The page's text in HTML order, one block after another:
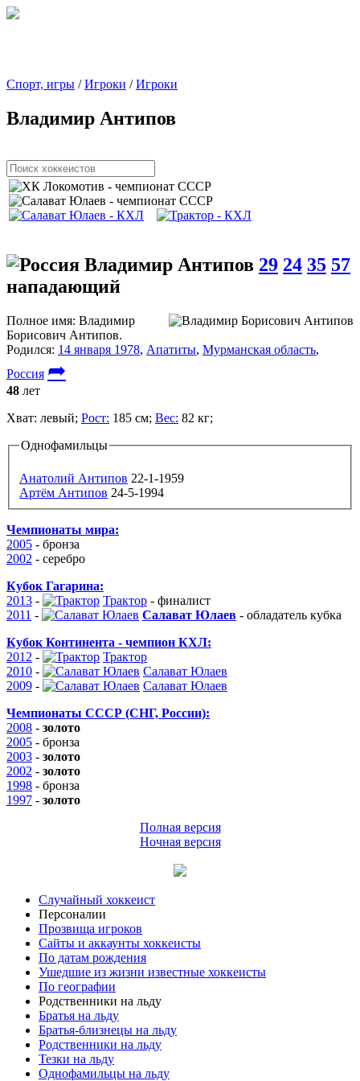
Спорт, игры /Игроки /Игроки
Владимир Антипов
Владимир Антипов 29 24 35 57
нападающий
Полное имя: Владимир
Борисович Антипов.
Родился: 14 января 1978, Апатиты, Мурманская область,
Россия ➦
48 лет
Хват: левый; Рост: 185 см; Вес: 82 кг;
Однофамильцы
Анатолий Антипов 22-1-1959
Артём Антипов 24-5-1994
Чемпионаты мира:
2005 - бронза
2002 - серебро
Кубок Гагарина:
2013 - Трактор - финалист
2011 - Салават Юлаев - обладатель кубка
Кубок Континента - чемпион КХЛ:
2012 -
Трактор
2010 -
Салават Юлаев
2009 -
Салават Юлаев
Чемпионаты СССР (СНГ, России):
2008 - золото
2005 - бронза
2003 - золото
2002 - золото
1998 - бронза
1997 - золото
Полная версия
Ночная версия
Случайный хоккеист
Персоналии
Прозвища игроков
Сайты и аккаунты хоккеисты
По датам рождения
Ушедшие из жизни известные хоккеисты
По географии
Родственники на льду
Братья на льду
Братья-близнецы на льду
Родственники на льду
Тезки на льду
Однофамильцы на льду